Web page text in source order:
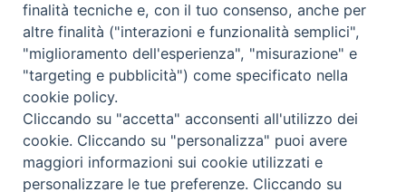
Abbonamento Annuale Digitale
Abbonamento Annuale Cartaceo
Abbonamento Singola Copia Digitale
finalità tecniche e, con il tuo consenso, anche per
altre finalità ("interazioni e funzionalità semplici",
"miglioramento dell'esperienza", "misurazione" e
"targeting e pubblicità") come specificato nella
cookie policy.
Cliccando su "accetta" acconsenti all'utilizzo dei
cookie. Cliccando su "personalizza" puoi avere
maggiori informazioni sui cookie utilizzati e
personalizzare le tue preferenze. Cliccando su